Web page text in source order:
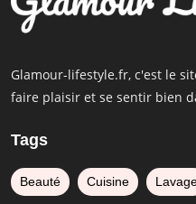
Glamour-lifestyle.fr, c'est le
faire plaisir et se sentir bien
Tags
Beauté Cuisine